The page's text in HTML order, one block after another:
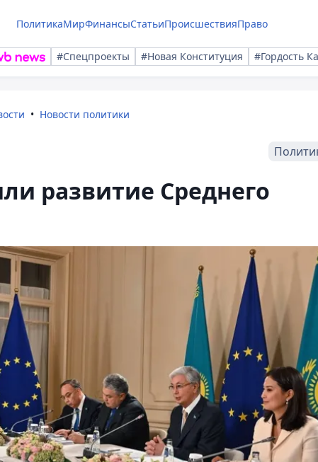
ПолитикаМирФинансыСтатьиПроисшествияПраво
#Спецпроекты #Новая Конституция #Гордость
Новости политики
развитие Среднего